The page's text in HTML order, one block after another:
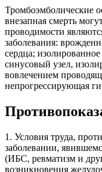
Тромбоэмболические
внезапная смерть
проводимости
заболевания:
сердца;
синусовый узел,
вовлечением
непрогрессирующая
1. Условия труда,
заболевании,
(ИБС, ревматизм и
возникновения